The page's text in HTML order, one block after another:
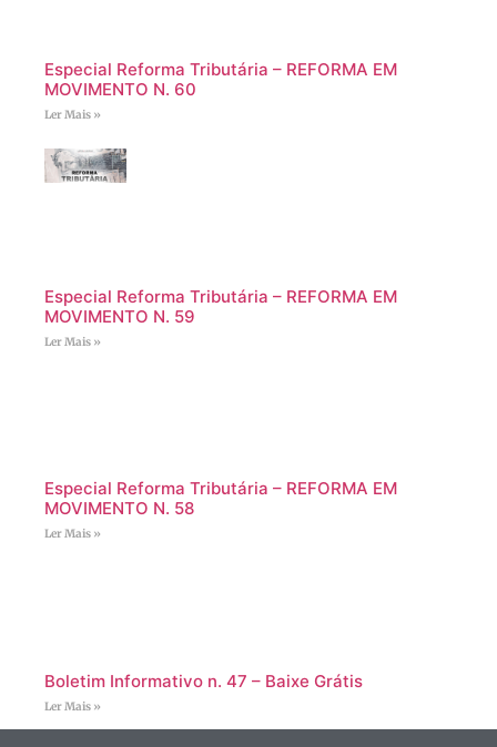
Especial Reforma Tributária – REFORMA EM
MOVIMENTO N. 60
Ler Mais »
Especial Reforma Tributária – REFORMA EM
MOVIMENTO N. 59
Ler Mais »
Especial Reforma Tributária – REFORMA EM
MOVIMENTO N. 58
Ler Mais »
Boletim Informativo n. 47 – Baixe Grátis
Ler Mais »